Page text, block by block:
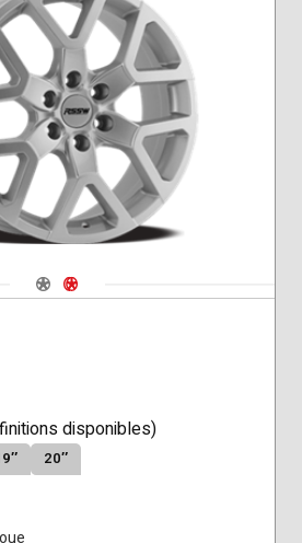
Navigate 1
Navigate 2
disponibles)
20″